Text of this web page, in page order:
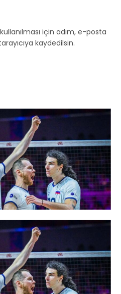
için adım, e-posta
kaydedilsin.